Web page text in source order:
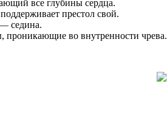
все глубины сердца.
престол свой.
седина.
проникающие во внутренности чрева.